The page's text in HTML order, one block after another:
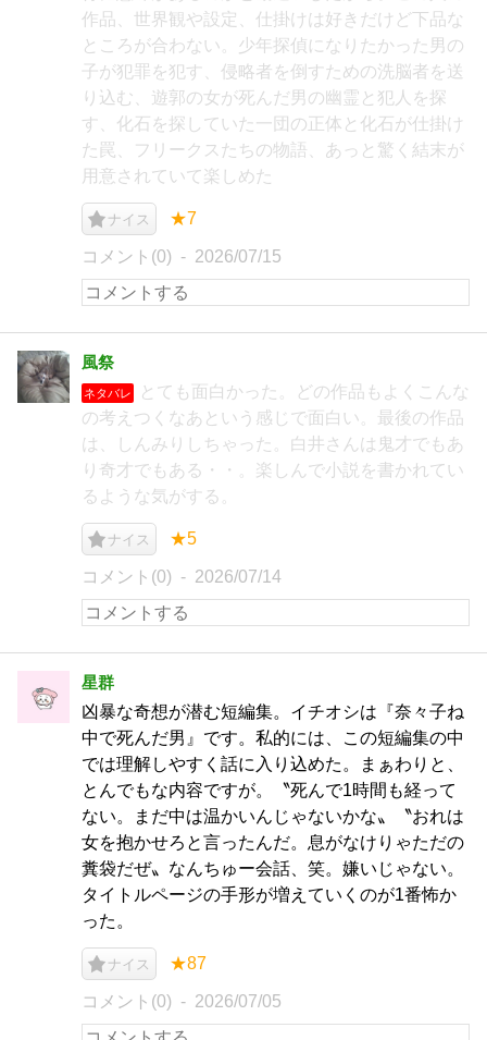
作品、世界観や設定、仕掛けは好きだけど下品な
ところが合わない。少年探偵になりたかった男の
子が犯罪を犯す、侵略者を倒すための洗脳者を送
り込む、遊郭の女が死んだ男の幽霊と犯人を探
す、化石を探していた一団の正体と化石が仕掛け
た罠、フリークスたちの物語、あっと驚く結末が
用意されていて楽しめた
ナイス ★7
コメント(0) 2026/07/15
風祭
ネタバレ
とても面白かった。どの作品もよくこんな
の考えつくなあという感じで面白い。最後の作品
は、しんみりしちゃった。白井さんは鬼才でもあ
り奇才でもある・・。楽しんで小説を書かれてい
るような気がする。
ナイス ★5
コメント(0) 2026/07/14
星群
凶暴な奇想が潜む短編集。イチオシは『奈々子ね
中で死んだ男』です。私的には、この短編集の中
では理解しやすく話に入り込めた。まぁわりと、
とんでもな内容ですが。〝死んで1時間も経って
ない。まだ中は温かいんじゃないかな〟〝おれは
女を抱かせろと言ったんだ。息がなけりゃただの
糞袋だぜ〟なんちゅー会話、笑。嫌いじゃない。
タイトルページの手形が増えていくのが1番怖か
った。
ナイス ★87
コメント(0) 2026/07/05